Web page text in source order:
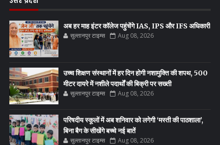
अब हर माह इंटर कॉलेज पहुंचेंगे IAS, IPS और IFS अधिकारी
सुल्तानपुर टाइम्स Aug 08, 2026
उच्च शिक्षण संस्थानों में हर दिन होगी नशामुक्ति की शपथ, 500
मीटर दायरे में नशीले पदार्थों की बिक्री पर सख्ती
सुल्तानपुर टाइम्स Aug 08, 2026
परिषदीय स्कूलों में अब शनिवार को लगेगी ‘मस्ती की पाठशाला’,
बिना बैग के सीखेंगे बच्चे नई बातें
सुल्तानपुर टाइम्स Aug 08, 2026